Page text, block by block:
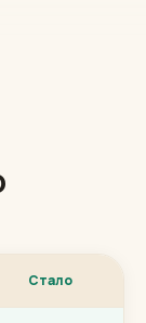
Стало